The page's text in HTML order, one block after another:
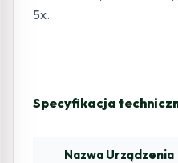
5x.
Specyfikacja
Nazwa Urządzenia